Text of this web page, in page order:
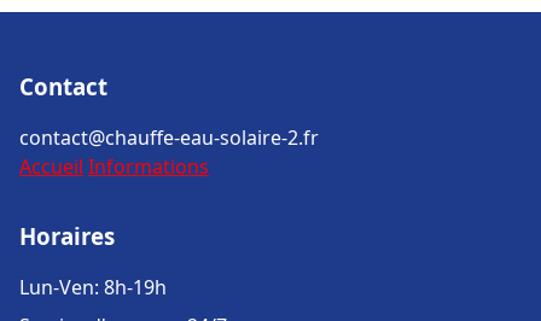
Contact
contact@chauffe-eau-solaire-2.fr
Accueil Informations
Horaires
Lun-Ven: 8h-19h